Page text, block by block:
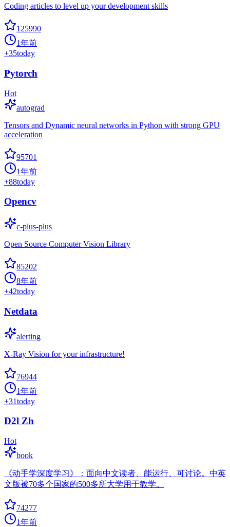
Coding articles to level up your development skills
125990
1年前
+35today
Pytorch
Hot
autograd
Tensors and Dynamic neural networks in Python with strong GPU
acceleration
95701
1年前
+88today
Opencv
c-plus-plus
Open Source Computer Vision Library
85202
8年前
+42today
Netdata
alerting
X-Ray Vision for your infrastructure!
76944
1年前
+31today
D2l Zh
Hot
book
《动手学深度学习》：面向中文读者、能运行、可讨论。中英
文版被70多个国家的500多所大学用于教学。
74277
1年前